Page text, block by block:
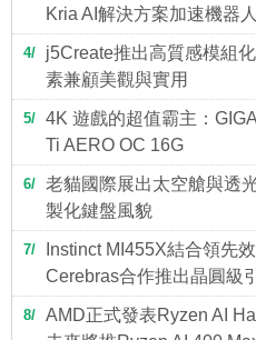
Kria AI解決方案加速機器
4
j5Create推出高質感模組
素兼顧美觀與實用
5
4K 遊戲的超值霸主：
Ti AERO OC 16G
6
老貓國際展出太空艙與透
製化鍵盤風貌
7
Instinct MI455X結合領先
Cerebras合作推出晶圓級
8
AMD正式發表Ryzen AI